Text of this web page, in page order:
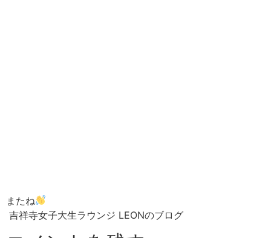
またね
吉祥寺女子大生ラウンジ LEONのブログ